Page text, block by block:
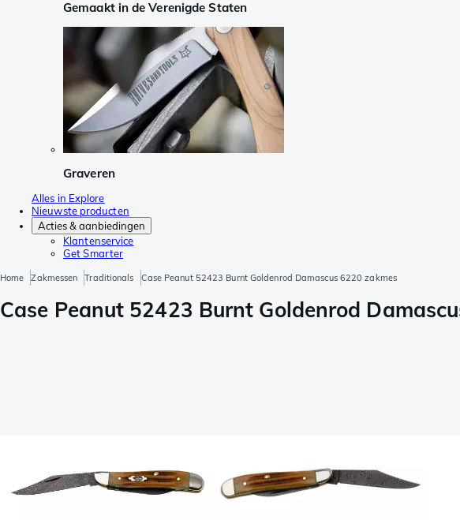
Gemaakt in de Verenigde Staten
Graveren
Alles in Explore
Nieuwste producten
Acties & aanbiedingen
Klantenservice
Get Smarter
Home Zakmessen Traditionals Case Peanut 52423 Burnt Goldenrod Damascus 6220 zakmes
Case Peanut 52423 Burnt Goldenrod